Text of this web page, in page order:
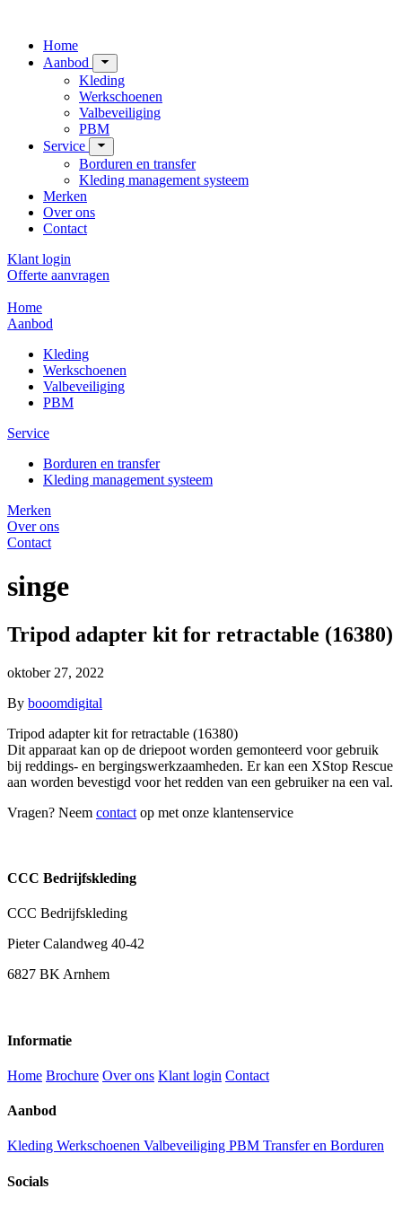
Home
Aanbod
Kleding
Werkschoenen
Valbeveiliging
PBM
Service
Borduren en transfer
Kleding management systeem
Merken
Over ons
Contact
Klant login
Offerte aanvragen
Home
Aanbod
Kleding
Werkschoenen
Valbeveiliging
PBM
Service
Borduren en transfer
Kleding management systeem
Merken
Over ons
Contact
singe
Tripod adapter kit for retractable (16380)
oktober 27, 2022
By booomdigital
Tripod adapter kit for retractable (16380)
Dit apparaat kan op de driepoot worden gemonteerd voor gebruik
bij reddings- en bergingswerkzaamheden. Er kan een XStop Rescue
aan worden bevestigd voor het redden van een gebruiker na een val.
Vragen? Neem contact op met onze klantenservice
CCC Bedrijfskleding
CCC Bedrijfskleding
Pieter Calandweg 40-42
6827 BK Arnhem
Informatie
Home Brochure Over ons Klant login Contact
Aanbod
Kleding Werkschoenen Valbeveiliging PBM Transfer en Borduren
Socials